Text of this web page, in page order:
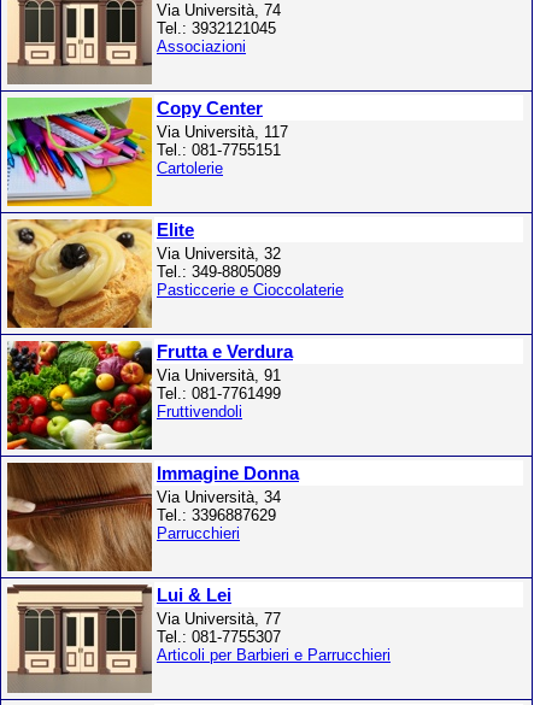
Via Università, 74
Tel.: 3932121045
Associazioni
Copy Center
Via Università, 117
Tel.: 081-7755151
Cartolerie
Elite
Via Università, 32
Tel.: 349-8805089
Pasticcerie e Cioccolaterie
Frutta e Verdura
Via Università, 91
Tel.: 081-7761499
Fruttivendoli
Immagine Donna
Via Università, 34
Tel.: 3396887629
Parrucchieri
Lui & Lei
Via Università, 77
Tel.: 081-7755307
Articoli per Barbieri e Parrucchieri